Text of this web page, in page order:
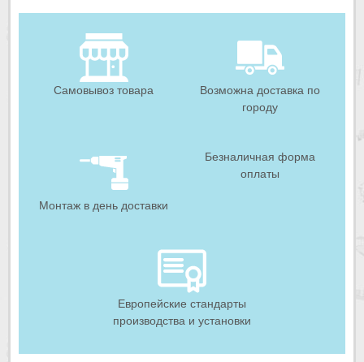
Самовывоз товара
Возможна доставка по
городу
Монтаж в день доставки
Безналичная форма
оплаты
Европейские стандарты
производства и установки